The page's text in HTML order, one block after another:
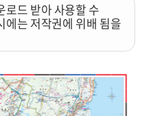
비스
로드 받아 사용할 수
에는 저작권에 위배 됨을